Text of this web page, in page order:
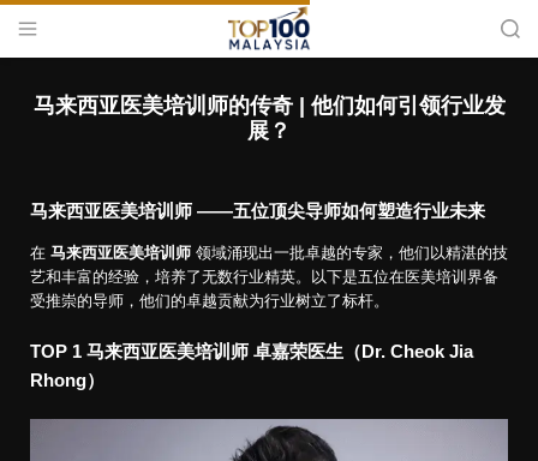
o
p
0
a
l
a
s
M
S
马来西亚医美培训师的传奇 | 他们如何引领行业发
展？
马来西亚医美培训师 ——五位顶尖导师如何塑造行业未来
在 马来西亚医美培训师 领域涌现出一批卓越的专家，他们以精湛的技
艺和丰富的经验，培养了无数行业精英。以下是五位在医美培训界备
受推崇的导师，他们的卓越贡献为行业树立了标杆。
TOP 1 马来西亚医美培训师 卓嘉荣医生（Dr. Cheok Jia
Rhong）